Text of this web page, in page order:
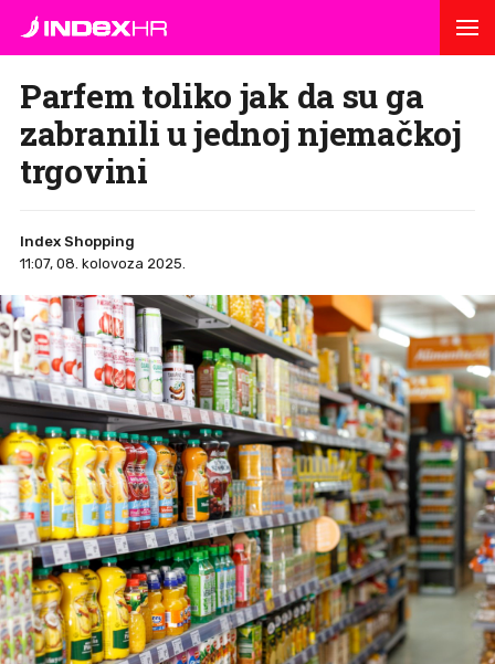
Parfem toliko jak da su ga
zabranili u jednoj njemačkoj
trgovini
Index Shopping
11:07, 08. kolovoza 2025.